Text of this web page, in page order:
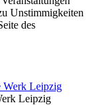
Unstimmigkeiten
des
Leipzig